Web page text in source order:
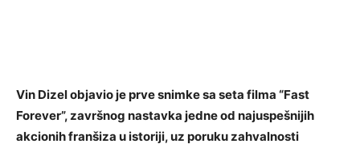
Vin Dizel objavio je prve snimke sa seta filma “Fast
Forever”, završnog nastavka jedne od najuspešnijih
akcionih franšiza u istoriji, uz poruku zahvalnosti